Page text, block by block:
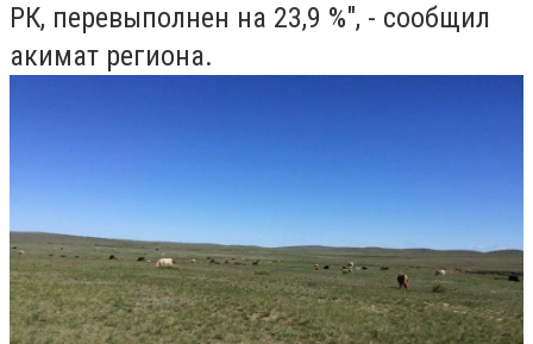
РК, перевыполнен на 23,9 %", - сообщил
акимат региона.